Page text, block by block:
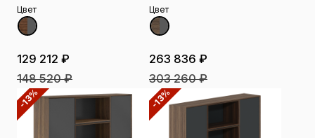
Цвет
129 212 ₽
148 520 ₽
Цвет
263 836 ₽
303 260 ₽
-13% -13%